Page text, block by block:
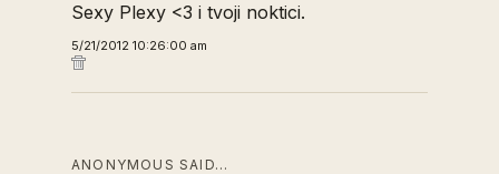
Sexy Plexy <3 i tvoji noktici.
5/21/2012 10:26:00 am
ANONYMOUS SAID…